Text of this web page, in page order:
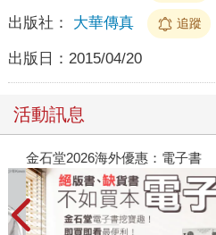
出版社： 大華傳真 追蹤
出版日： 2015/04/20
活動訊息
金石堂2026海外優惠：電子書